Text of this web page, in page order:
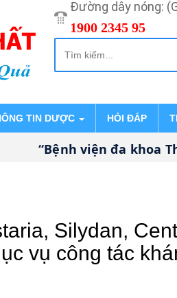
Đường dây nóng:
1900 2345 95
TIN DƯỢC HỎI ĐÁP
“Bệnh viện đa khoa
Silydan,
vụ công tác